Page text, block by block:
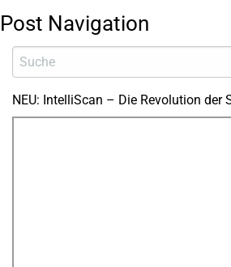
Post Navigation
NEU: IntelliScan – Die Revolution der